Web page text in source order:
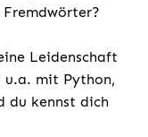
Leidenschaft
u.a. mit Python,
du kennst dich